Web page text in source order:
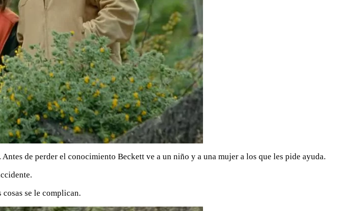
de perder el conocimiento Beckett ve a un niño y a una mujer a los que les pide ayuda.
se le complican.